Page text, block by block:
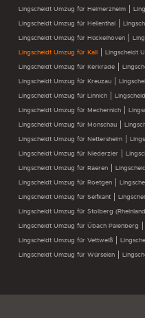
Lingscheidt Umzug für Heimerzheim
Lingscheidt Umzug für Hellenthal
Lingscheidt Umzug für Hückelhoven
Lingscheidt Umzug für Kall
Lingscheidt
Lingscheidt Umzug für Kerkrade
Lingscheidt Umzug für Kreuzau
Lingscheidt Umzug für Linnich
Lingscheidt Umzug für Mechernich
Lingscheidt Umzug für Monschau
Lingscheidt Umzug für Nettersheim
Lingscheidt Umzug für Niederzier
Lingscheidt Umzug für Raeren
Lingscheidt Umzug für Roetgen
Lingscheidt Umzug für Selfkant
Lingscheidt Umzug für Stolberg
Lingscheidt Umzug für Übach Palenberg
Lingscheidt Umzug für Vettweiß
Lingscheidt Umzug für Würselen